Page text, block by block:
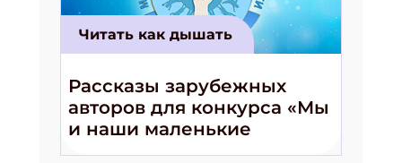
Читать как дышать
Рассказы зарубежных
авторов для конкурса «Мы
и наши маленькие
волшебники!»